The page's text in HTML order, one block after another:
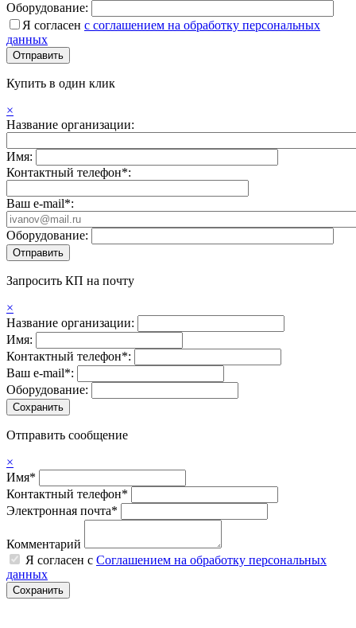
Оборудование:
Я согласен с соглашением на обработку персональных
данных
Купить в один клик
×
Название организации:
Имя:
Контактный телефон*:
Ваш e-mail*:
Оборудование:
Запросить КП на почту
×
Название организации:
Имя:
Контактный телефон*:
Ваш e-mail*:
Оборудование:
Отправить сообщение
×
Имя*
Контактный телефон*
Электронная почта*
Комментарий
Я согласен с Соглашением на обработку персональных
данных